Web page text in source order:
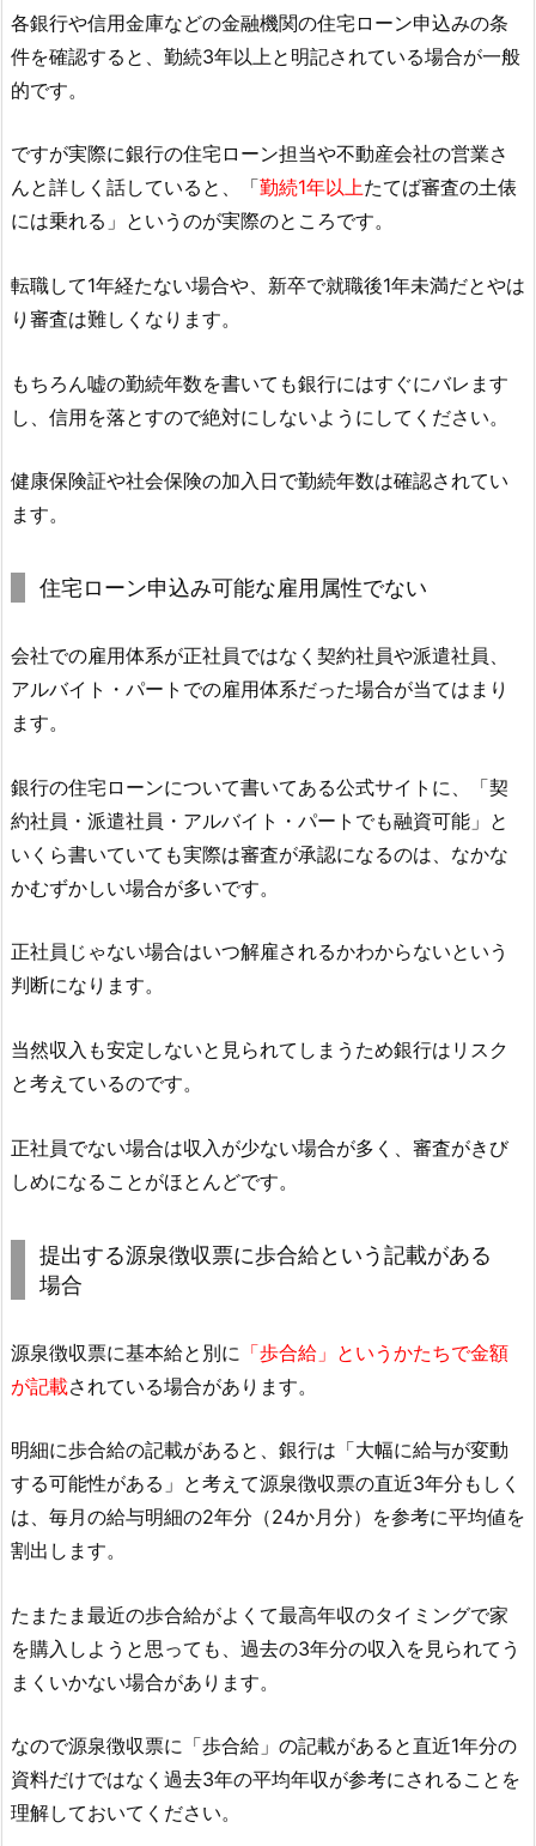
各銀行や信用金庫などの金融機関の住宅ローン申込みの条
件を確認すると、勤続3年以上と明記されている場合が一般
的です。
ですが実際に銀行の住宅ローン担当や不動産会社の営業さ
んと詳しく話していると、「勤続1年以上たてば審査の土俵
には乗れる」というのが実際のところです。
転職して1年経たない場合や、新卒で就職後1年未満だとやは
り審査は難しくなります。
もちろん嘘の勤続年数を書いても銀行にはすぐにバレます
し、信用を落とすので絶対にしないようにしてください。
健康保険証や社会保険の加入日で勤続年数は確認されてい
ます。
住宅ローン申込み可能な雇用属性でない
会社での雇用体系が正社員ではなく契約社員や派遣社員、
アルバイト・パートでの雇用体系だった場合が当てはまり
ます。
銀行の住宅ローンについて書いてある公式サイトに、「契
約社員・派遣社員・アルバイト・パートでも融資可能」と
いくら書いていても実際は審査が承認になるのは、なかな
かむずかしい場合が多いです。
正社員じゃない場合はいつ解雇されるかわからないという
判断になります。
当然収入も安定しないと見られてしまうため銀行はリスク
と考えているのです。
正社員でない場合は収入が少ない場合が多く、審査がきび
しめになることがほとんどです。
提出する源泉徴収票に歩合給という記載がある
場合
源泉徴収票に基本給と別に 「歩合給」というかたちで金額
が記載されている場合があります。
明細に歩合給の記載があると、銀行は「大幅に給与が変動
する可能性がある」と考えて源泉徴収票の直近3年分もしく
は、毎月の給与明細の2年分（24か月分）を参考に平均値を
割出します。
たまたま最近の歩合給がよくて最高年収のタイミングで家
を購入しようと思っても、過去の3年分の収入を見られてう
まくいかない場合があります。
なので源泉徴収票に「歩合給」の記載があると直近1年分の
資料だけではなく過去3年の平均年収が参考にされることを
理解しておいてください。